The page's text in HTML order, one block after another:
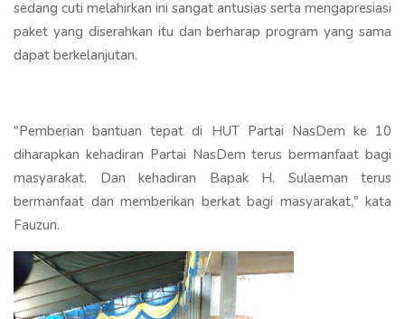
sedang cuti melahirkan ini sangat antusias serta mengapresiasi
paket yang diserahkan itu dan berharap program yang sama
dapat berkelanjutan.
"Pemberian bantuan tepat di HUT Partai NasDem ke 10
diharapkan kehadiran Partai NasDem terus bermanfaat bagi
masyarakat. Dan kehadiran Bapak H. Sulaeman terus
bermanfaat dan memberikan berkat bagi masyarakat," kata
Fauzun.